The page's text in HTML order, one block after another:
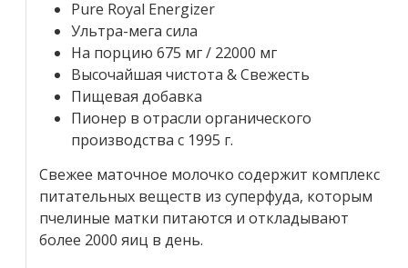
Pure Royal Energizer
Ультра-мега сила
На порцию 675 мг / 22000 мг
Высочайшая чистота & Свежесть
Пищевая добавка
Пионер в отрасли органического
производства с 1995 г.
Свежее маточное молочко содержит комплекс
питательных веществ из суперфуда, которым
пчелиные матки питаются и откладывают
более 2000 яиц в день.